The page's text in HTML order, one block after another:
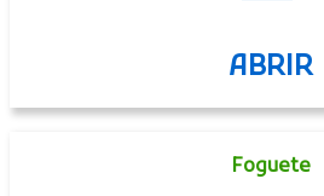
ABRIR
Foguete